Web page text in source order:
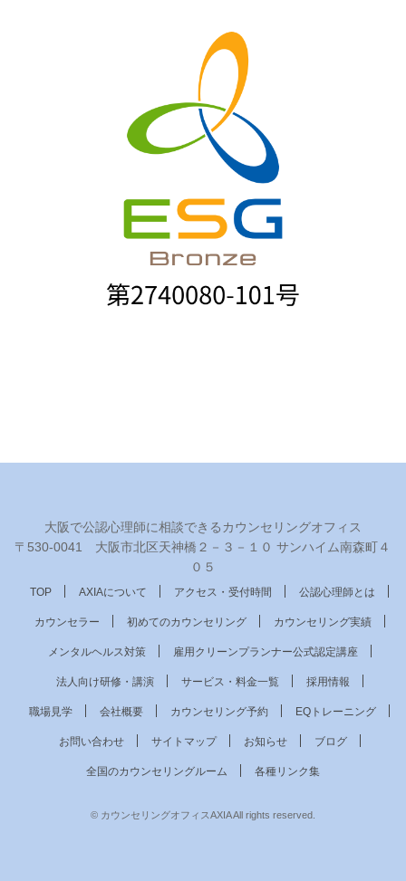
大阪で公認心理師に相談できるカウンセリングオフィス
〒530‐0041 大阪市北区天神橋２－３－１０ サンハイム南森町４
０５
TOP AXIAについて アクセス・受付時間 公認心理師とは
カウンセラー 初めてのカウンセリング カウンセリング実績
メンタルヘルス対策 雇用クリーンプランナー公式認定講座
法人向け研修・講演 サービス・料金一覧 採用情報
職場見学 会社概要 カウンセリング予約 EQトレーニング
お問い合わせ サイトマップ お知らせ ブログ
全国のカウンセリングルーム 各種リンク集
© カウンセリングオフィスAXIA All rights reserved.